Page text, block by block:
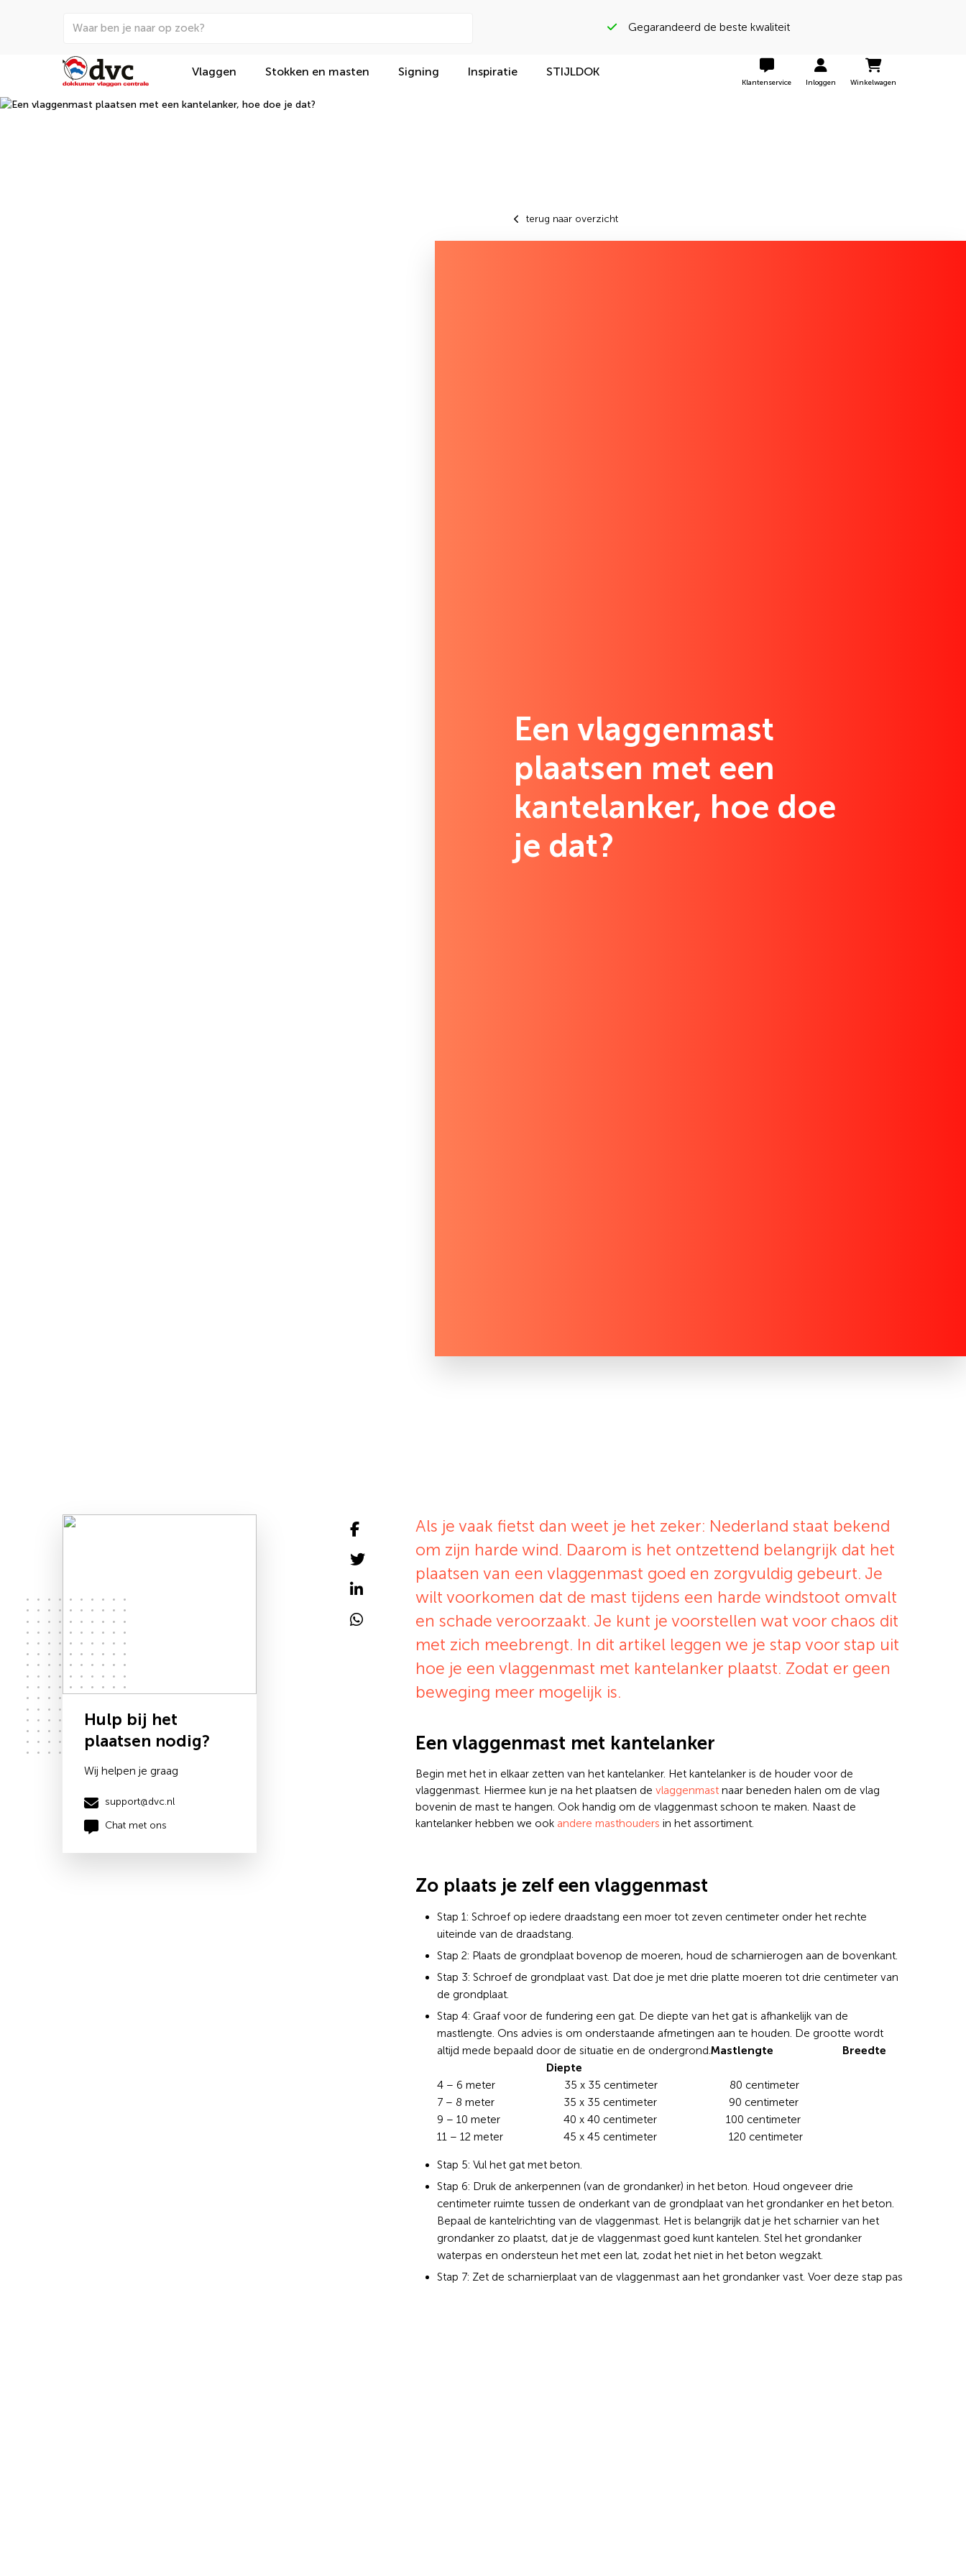
Gegarandeerd de beste kwaliteit
Vlaggen Stokken en masten Signing Inspiratie STIJLDOK
Klantenservice Inloggen Winkelwagen
terug naar overzicht
Een vlaggenmast
plaatsen met een
kantelanker, hoe doe
je dat?
Hulp bij het
plaatsen nodig?
Wij helpen je graag
support@dvc.nl
Chat met ons
Als je vaak fietst dan weet je het zeker: Nederland staat bekend
om zijn harde wind. Daarom is het ontzettend belangrijk dat het
plaatsen van een vlaggenmast goed en zorgvuldig gebeurt. Je
wilt voorkomen dat de mast tijdens een harde windstoot omvalt
en schade veroorzaakt. Je kunt je voorstellen wat voor chaos dit
met zich meebrengt. In dit artikel leggen we je stap voor stap uit
hoe je een vlaggenmast met kantelanker plaatst. Zodat er geen
beweging meer mogelijk is.
Een vlaggenmast met kantelanker
Begin met het in elkaar zetten van het kantelanker. Het kantelanker is de houder voor de
vlaggenmast. Hiermee kun je na het plaatsen devlaggenmast naar beneden halen om de vlag
bovenin de mast te hangen. Ook handig om de vlaggenmast schoon te maken. Naast de
kantelanker hebben we ook andere masthouders in het assortiment.
Zo plaats je zelf een vlaggenmast
Stap 1: Schroef op iedere draadstang een moer tot zeven centimeter onder het rechte
uiteinde van de draadstang.
Stap 2: Plaats de grondplaat bovenop de moeren, houd de scharnierogen aan de bovenkant.
Stap 3: Schroef de grondplaat vast. Dat doe je met drie platte moeren tot drie centimeter van
de grondplaat.
Stap 4: Graaf voor de fundering een gat. De diepte van het gat is afhankelijk van de
mastlengte. Ons advies is om onderstaande afmetingen aan te houden. De grootte wordt
altijd mede bepaald door de situatie en de ondergrond.Mastlengte Breedte
Diepte
4 – 6 meter 35 x 35 centimeter 80 centimeter
7 – 8 meter 35 x 35 centimeter 90 centimeter
9 – 10 meter 40 x 40 centimeter 100 centimeter
11 – 12 meter 45 x 45 centimeter 120 centimeter
Stap 5: Vul het gat met beton.
Stap 6: Druk de ankerpennen (van de grondanker) in het beton. Houd ongeveer drie
centimeter ruimte tussen de onderkant van de grondplaat van het grondanker en het beton.
Bepaal de kantelrichting van de vlaggenmast. Het is belangrijk dat je het scharnier van het
grondanker zo plaatst, dat je de vlaggenmast goed kunt kantelen. Stel het grondanker
waterpas en ondersteun het met een lat, zodat het niet in het beton wegzakt.
Stap 7: Zet de scharnierplaat van de vlaggenmast aan het grondanker vast. Voer deze stap pas